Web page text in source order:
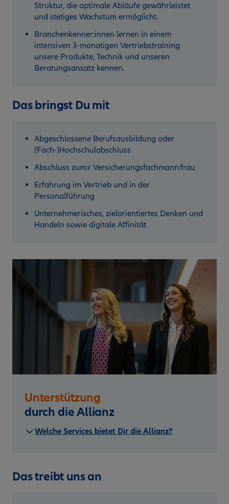
Struktur, die optimale Abläufe gewährleistet
und stetiges Wachstum ermöglicht.
Branchenkenner:innen lernen in einem
intensiven 3-monatigen Vertriebstraining
unsere Produkte, Technik und unseren
Beratungsansatz kennen.
Das bringst Du mit
Abgeschlossene Berufsausbildung oder
(Fach-)Hochschulabschluss
Abschluss zum:r Versicherungsfachmann:frau
Erfahrung im Vertrieb und in der
Personalführung
Unternehmerisches, zielorientiertes Denken und
Handeln sowie digitale Affinität
Unterstützung
durch die Allianz
Welche Services bietet Dir die Allianz?
Das treibt uns an